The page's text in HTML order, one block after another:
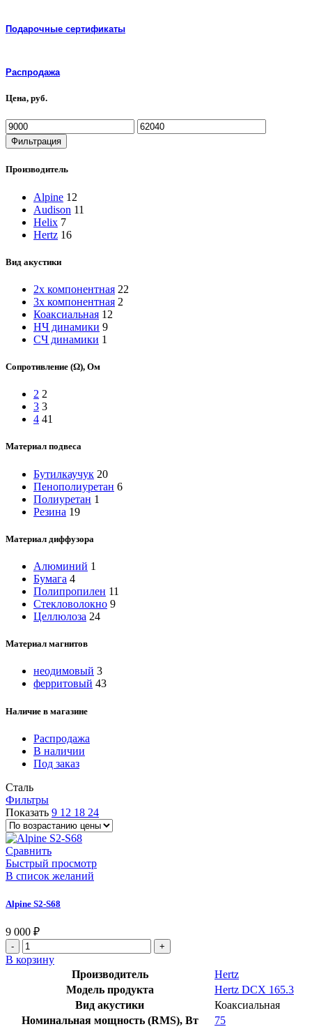
Подарочные сертификаты
Распродажа
Цена, руб.
Минимальная
цена
Максимальная
цена
Фильтрация
Производитель
Alpine 12
Audison 11
Helix 7
Hertz 16
Вид акустики
2х компонентная 22
3х компонентная 2
Коаксиальная 12
НЧ динамики 9
СЧ динамики 1
Сопротивление (Ω), Ом
2 2
3 3
4 41
Материал подвеса
Бутилкаучук 20
Пенополиуретан 6
Полиуретан 1
Резина 19
Материал диффузора
Алюминий 1
Бумага 4
Полипропилен 11
Стекловолокно 9
Целлюлоза 24
Материал магнитов
неодимовый 3
ферритовый 43
Наличие в магазине
Распродажа
В наличии
Под заказ
Сталь
Фильтры
Показать 9 12 18 24
Сравнить
Быстрый просмотр
В список желаний
Alpine S2-S68
9 000 ₽
Количество
товара
Alpine
В корзину
Производитель
Hertz
Модель продукта
Hertz DCX 165.3
Вид акустики
Коаксиальная
Номинальная мощность (RMS), Вт
75